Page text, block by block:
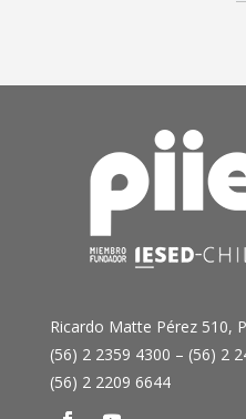
Ricardo Matte Pérez 510,
(56) 2 2359 4300 – (56) 2
(56) 2 2209 6644